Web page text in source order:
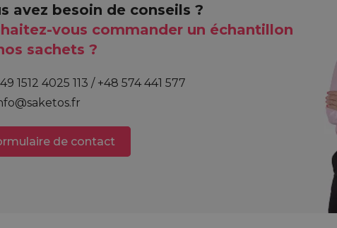
avez besoin de conseils ?
vous commander un échantillon
sachets ?
1512 4025 113 / +48 574 441 577
de contact